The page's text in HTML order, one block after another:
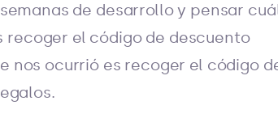
de desarrollo y pensar
recoger el código de descuento
nos ocurrió es recoger el código